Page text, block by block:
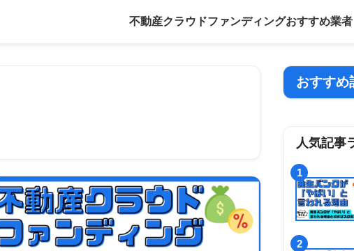
不動産クラウドファンディングおすすめ業者
おすすめ
人気記事
1
2